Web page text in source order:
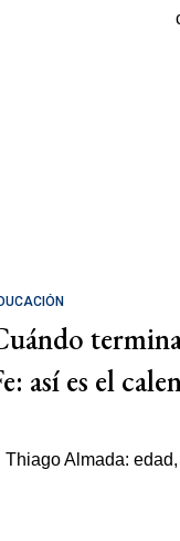
así es el